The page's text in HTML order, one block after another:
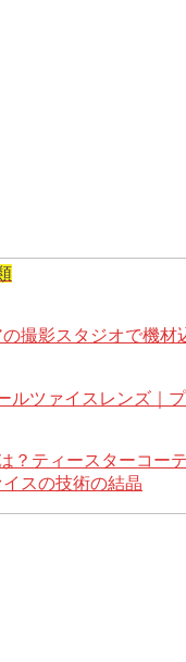
撮影スタジオで機材
？ティースターコー
スの技術の結晶